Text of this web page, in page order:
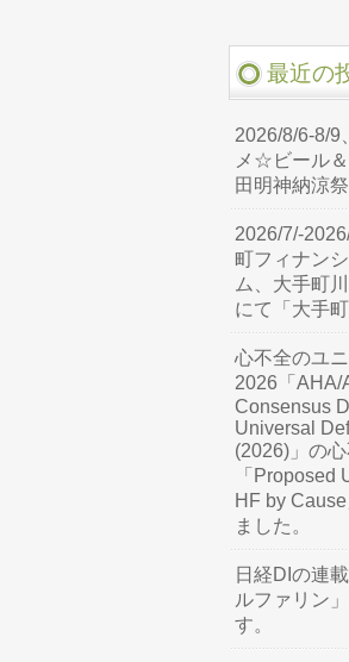
最近の
2026/8/6-8/9
メ☆ビール
田明神納涼
2026/7/-
町フィナン
ム、大手町
にて「大手
心不全のユ
2026「AHA/
Consensus
Universal
(2026)」の
「Proposed
HF by
ました。
日経DIの連
ルファリン
す。